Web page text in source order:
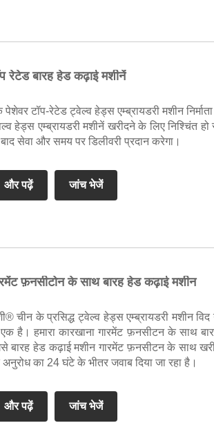
रेटेड बारह हेड कढ़ाई मशीनें
पेशेवर टॉप-रेटेड ट्वेल्व हेड्स एम्ब्रायडरी मशीन
हेड्स एम्ब्रायडरी मशीनें खरीदने के लिए निश्चिंत
सेवा और समय पर डिलीवरी प्रदान करेगा।
और पढ़ें जांच भेजें
फ़नसीटोन के साथ बारह हेड कढ़ाई मशीन
चीन के प्रसिद्ध ट्वेल्व हेड्स एम्ब्रायडरी मशीन विद
है। हमारा कारखाना गारमेंट फ़नसीटन के साथ
बारह हेड कढ़ाई मशीन गारमेंट फ़नसीटन के साथ
अनुरोध का 24 घंटे के भीतर जवाब दिया जा रहा है।
और पढ़ें जांच भेजें